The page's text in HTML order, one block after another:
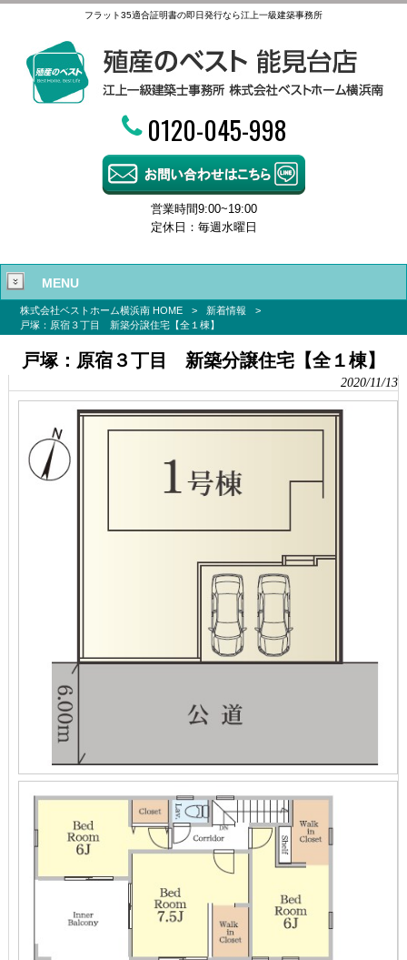
フラット35適合証明書の即日発行なら江上一級建築事務所
0120-045-998
営業時間9:00~19:00
定休日：毎週水曜日
MENU
株式会社ベストホーム横浜南 HOME > 新着情報
>
戸塚：原宿３丁目 新築分譲住宅【全１棟】
戸塚：原宿３丁目 新築分譲住宅【全１棟】
2020/11/13